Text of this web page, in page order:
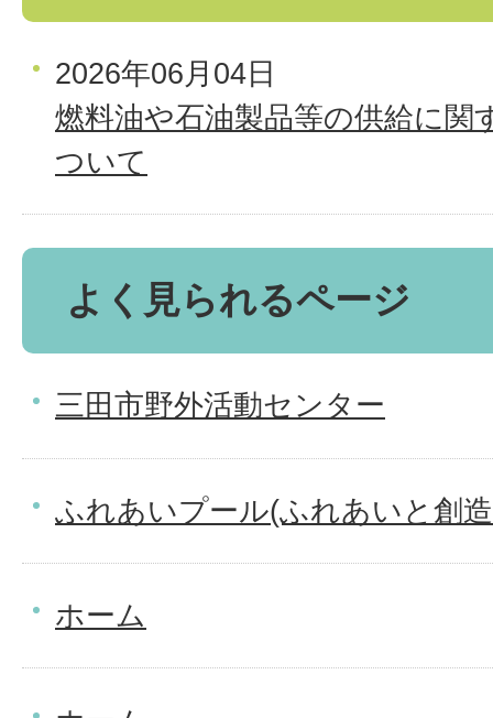
2026年06月04日
燃料油や石油製品等の供給に関
ついて
よく見られるページ
三田市野外活動センター
ふれあいプール(ふれあいと創
ホーム